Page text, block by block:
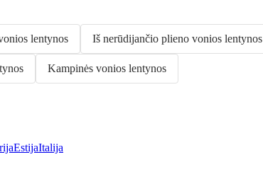
lentynos Iš nerūdijančio plieno vonios lentynos
Kampinės vonios lentynos
EstijaItalija